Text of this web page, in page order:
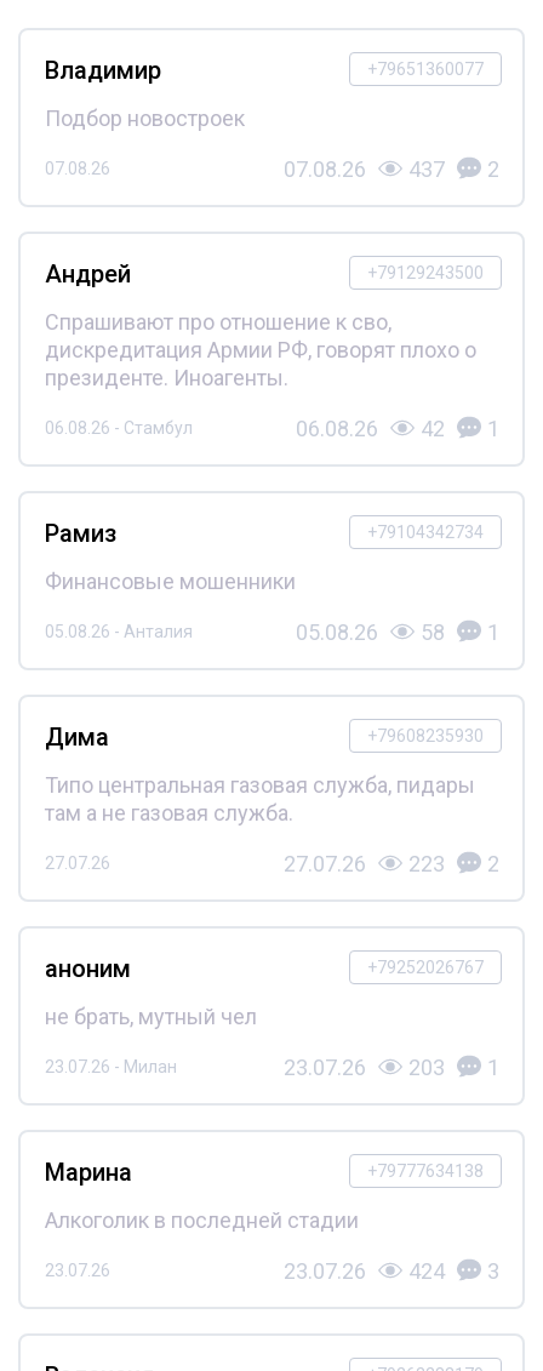
+79651360077
Владимир
Подбор новостроек
07.08.26 07.08.26 437 2
+79129243500
Андрей
Спрашивают про отношение к сво,
дискредитация Армии РФ, говорят плохо о
президенте. Иноагенты.
06.08.26 - Стамбул 06.08.26 42 1
+79104342734
Рамиз
Финансовые мошенники
05.08.26 - Анталия 05.08.26 58 1
+79608235930
Дима
Типо центральная газовая служба, пидары
там а не газовая служба.
27.07.26 27.07.26 223 2
+79252026767
аноним
не брать, мутный чел
23.07.26 - Милан 23.07.26 203 1
+79777634138
Марина
Алкоголик в последней стадии
23.07.26 23.07.26 424 3